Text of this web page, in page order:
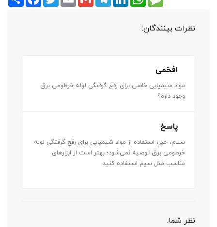
نظرات بینندگان:
افخمی
مواد شیمیایی خاصی برای رفع گرفتگی لوله خرطومی برق
وجود داره؟
پاسخ
سلام، خیر، استفاده از مواد شیمیایی برای رفع گرفتگی لوله
خرطومی برق توصیه نمی‌شود؛ بهتر است از ابزارهای
مناسب مثل سیم استفاده کنید.
نظر شما: